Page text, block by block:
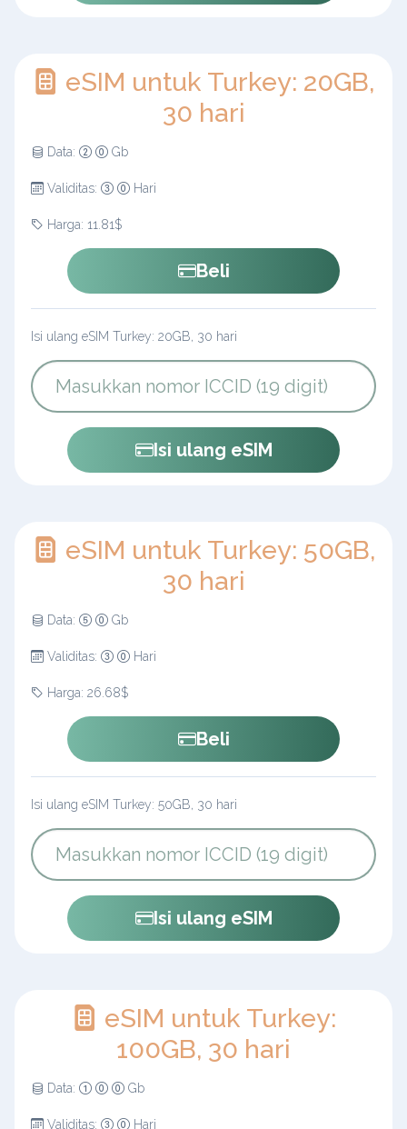
eSIM untuk Turkey: 20GB,
30 hari
Data: Gb
Validitas: Hari
Harga: 11.81$
Beli
Isi ulang eSIM Turkey: 20GB, 30 hari
Isi ulang eSIM
eSIM untuk Turkey: 50GB,
30 hari
Data: Gb
Validitas: Hari
Harga: 26.68$
Beli
Isi ulang eSIM Turkey: 50GB, 30 hari
Isi ulang eSIM
eSIM untuk Turkey:
100GB, 30 hari
Data: Gb
Validitas: Hari